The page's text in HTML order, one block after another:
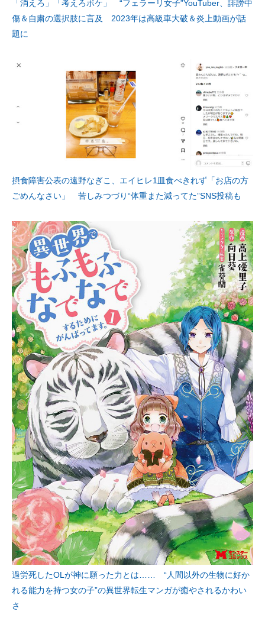
「消えろ」「考えろボケ」 “フェラーリ女子”YouTuber、誹謗中
傷＆自粛の選択肢に言及 2023年は高級車大破＆炎上動画が話
題に
摂食障害公表の遠野なぎこ、エイヒレ1皿食べきれず「お店の方
ごめんなさい」 苦しみつづり“体重また減ってた”SNS投稿も
過労死したOLが神に願った力とは…… “人間以外の生物に好か
れる能力を持つ女の子”の異世界転生マンガが癒やされるかわい
さ